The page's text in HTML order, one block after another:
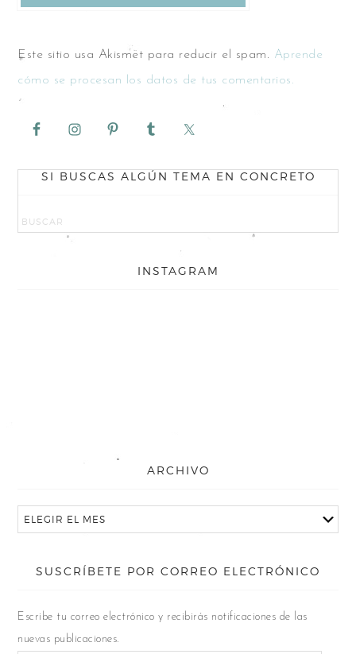
Este sitio usa Akismet para reducir el spam. Aprende
cómo se procesan los datos de tus comentarios.
SI BUSCAS ALGÚN TEMA EN CONCRETO
INSTAGRAM
ARCHIVO
SUSCRÍBETE POR CORREO ELECTRÓNICO
Escribe tu correo electrónico y recibirás notificaciones de las
nuevas publicaciones.